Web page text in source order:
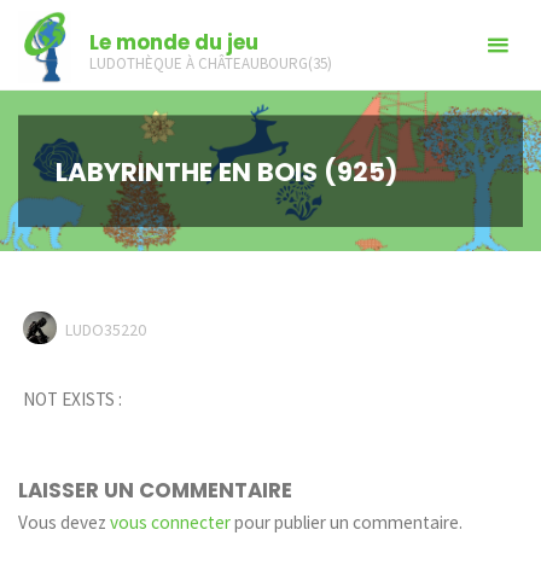
content
Le monde du jeu
LUDOTHÈQUE À CHÂTEAUBOURG(35)
LABYRINTHE EN BOIS (925)
LUDO35220
NOT EXISTS :
LAISSER UN COMMENTAIRE
Vous devezvous connecterpour publier un commentaire.